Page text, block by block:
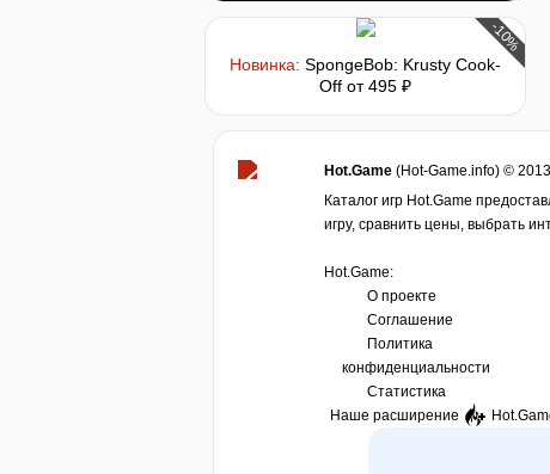
-10%
Новинка: SpongeBob: Krusty Cook-
Off от 495 ₽
Hot.Game (Hot-Game.info) ©
Каталог игр Hot.Game
игру, сравнить цены, выбрать
Hot.Game:
О проекте
Соглашение
Политика
конфиденциальности
Статистика
Наше расширение